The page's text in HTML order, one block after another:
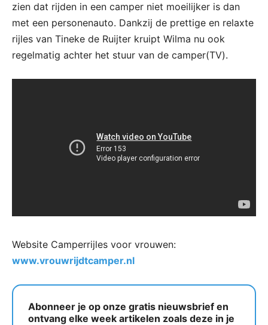
zien dat rijden in een camper niet moeilijker is dan
met een personenauto. Dankzij de prettige en relaxte
rijles van Tineke de Ruijter kruipt Wilma nu ook
regelmatig achter het stuur van de camper(TV).
Website Camperrijles voor vrouwen:
www.vrouwrijdtcamper.nl
Abonneer je op onze gratis nieuwsbrief en
ontvang elke week artikelen zoals deze in je